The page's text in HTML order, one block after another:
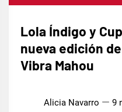
MÚSICA
Lola Índigo y
nueva edición de
Vibra Mahou
Alicia Navarro 9